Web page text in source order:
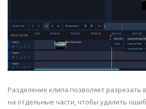
Разделение клипа позволяет разрезать
на отдельные части, чтобы удалить